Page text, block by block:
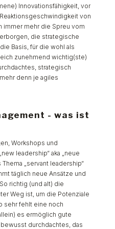
Innovationsfähigkeit, vor
von
immer mehr die Spreu vom
die strategische
Basis, für die wohl als
zunehmend wichtig(ste)
strategisch
denn je agiles
- was ist
Workshops und
leadership“ aka „neue
„servant leadership“
täglich neue Ansätze und
richtig (und alt) die
Weg ist, um die Potenziale
sehr fehlt eine noch
es ermöglich gute
durchdachtes, das